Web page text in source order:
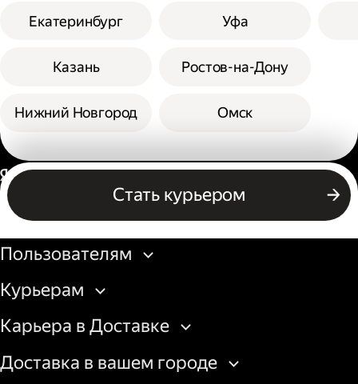
Екатеринбург
Казань
Нижний Новгород
Уфа
Ростов-на-Дону
Омск
Стать курьером
Россия
Бизнесу
Пользователям
Курьерам
Карьера в Доставке
Доставка в вашем городе